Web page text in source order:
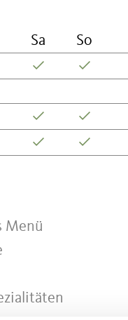
Sa
So
Menü